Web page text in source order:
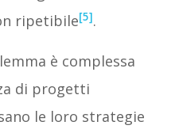
ripetibile[5].
è complessa
di progetti
le loro strategie